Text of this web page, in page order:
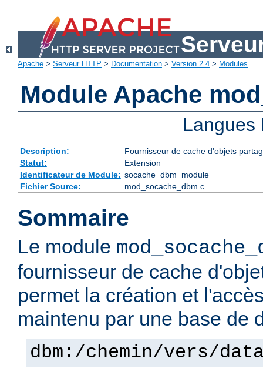
Apache > Serveur HTTP > Documentation > Version 2.4 > Modules
Module Apache
Description:
Fournisseur de cache d'objets
Statut:
Extension
Identificateur de Module: socache_dbm_module
Fichier Source:
mod_socache_dbm.c
Sommaire
Le module
fournisseur de cache
permet la création et
maintenu par une base de
dbm:/chemin/vers/